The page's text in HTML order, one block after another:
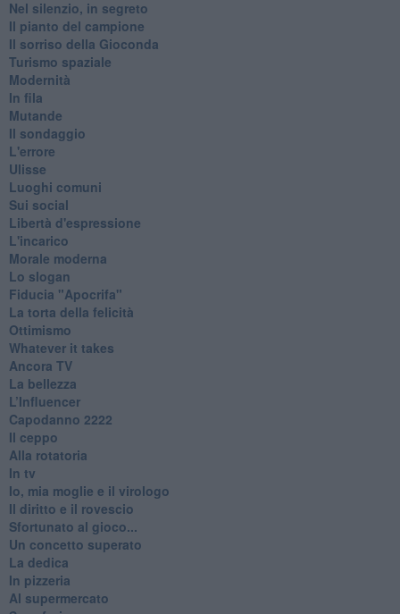
Nel silenzio, in segreto
Il pianto del campione
Il sorriso della Gioconda
Turismo spaziale
Modernità
In fila
Mutande
Il sondaggio
L'errore
Ulisse
Luoghi comuni
Sui social
Libertà d'espressione
L'incarico
Morale moderna
Lo slogan
Fiducia "Apocrifa"
La torta della felicità
Ottimismo
Whatever it takes
Ancora TV
La bellezza
L’Influencer
​Capodanno 2222
Il ceppo
Alla rotatoria
In tv
Io, mia moglie e il virologo
Il diritto e il rovescio
Sfortunato al gioco...
Un concetto superato
La dedica
In pizzeria
Al supermercato